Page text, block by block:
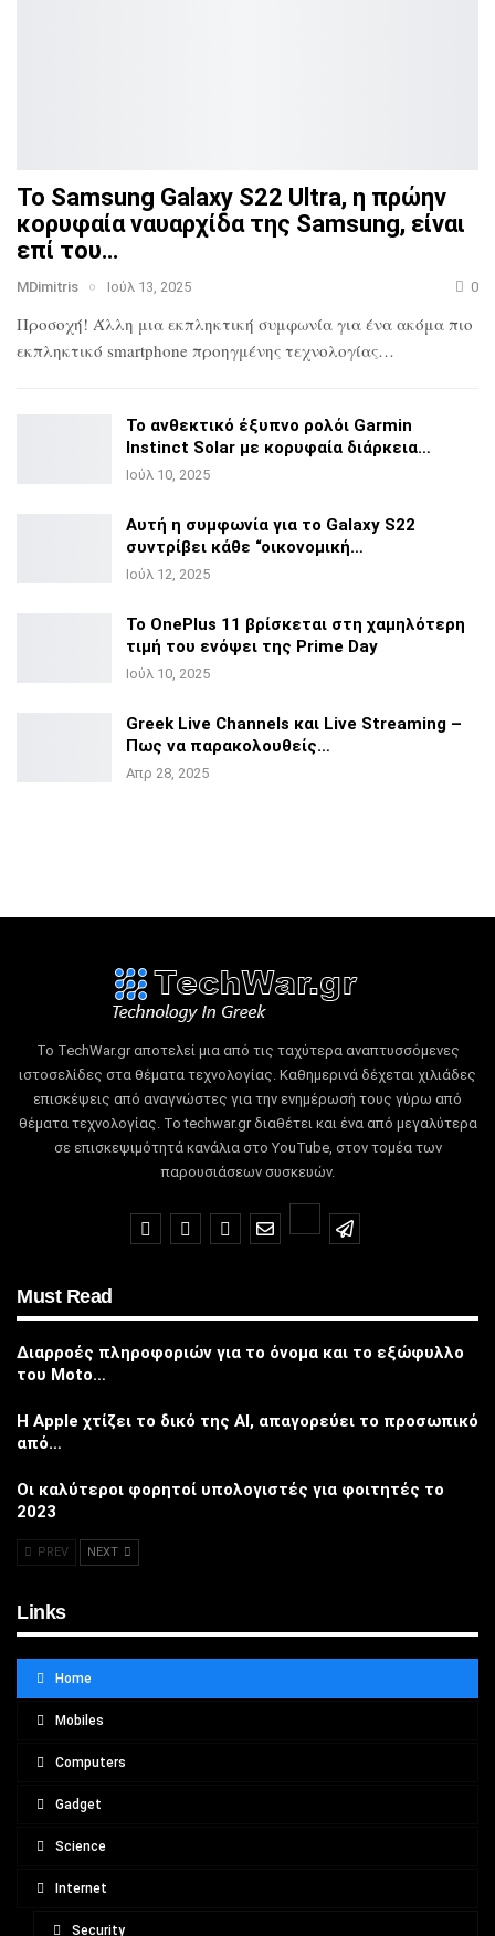
Το Samsung Galaxy S22 Ultra, η πρώην
κορυφαία ναυαρχίδατης Samsung, είναι
επί του…
MDimitris Ιούλ 13, 2025 0
Προσοχή! Άλλη μια εκπληκτική συμφωνία για ένα ακόμα πιο
εκπληκτικό smartphone προηγμένης τεχνολογίας…
Το ανθεκτικό έξυπνο ρολόι Garmin
Instinct Solar με κορυφαία διάρκεια…
Ιούλ 10, 2025
Αυτή η συμφωνία για το Galaxy S22
συντρίβει κάθε “οικονομική…
Ιούλ 12, 2025
Το OnePlus 11 βρίσκεται στη χαμηλότερη
τιμή του ενόψει της Prime Day
Ιούλ 10, 2025
Greek Live Channels και Live Streaming –
Πως να παρακολουθείς…
Απρ 28, 2025
Το TechWar.gr αποτελεί μια από τις ταχύτερα αναπτυσσόμενες
ιστοσελίδες στα θέματα τεχνολογίας. Καθημερινά δέχεται χιλιάδες
επισκέψεις από αναγνώστες για την ενημέρωσή τους γύρω από
θέματα τεχνολογίας. Το techwar.gr διαθέτει και ένα από μεγαλύτερα
σε επισκεψιμότητά κανάλια στο YouTube, στον τομέα των
παρουσιάσεων συσκευών.
Must Read
Διαρροές πληροφοριών για το όνομα και το εξώφυλλο
του Moto…
Η Apple χτίζει το δικό της AI, απαγορεύει το προσωπικό
από…
Οι καλύτεροι φορητοί υπολογιστές για φοιτητές το
2023
PREV NEXT
Links
Home
Mobiles
Computers
Gadget
Science
Internet
Security